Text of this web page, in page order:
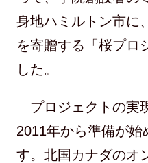
身地ハミルトン市に
を寄贈する「桜プロ
した。
プロジェクトの実
2011年から準備が
す。北国カナダのオ